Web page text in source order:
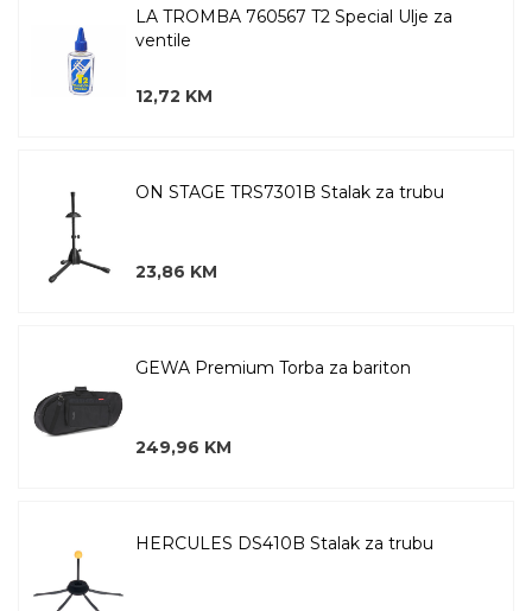
LA TROMBA 760567 T2 Special Ulje za
ventile
12,72 KM
ON STAGE TRS7301B Stalak za trubu
23,86 KM
GEWA Premium Torba za bariton
249,96 KM
HERCULES DS410B Stalak za trubu